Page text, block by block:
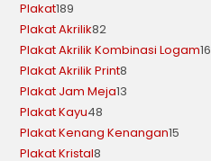
Plakat189
Plakat Akrilik82
Plakat Akrilik Kombinasi Logam16
Plakat Akrilik Print8
Plakat Jam Meja13
Plakat Kayu48
Plakat Kenang Kenangan15
Plakat Kristal8